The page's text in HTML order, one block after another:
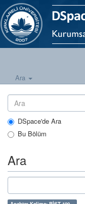
Ara
DSpace'de Ara
Bu Bölüm
Ara